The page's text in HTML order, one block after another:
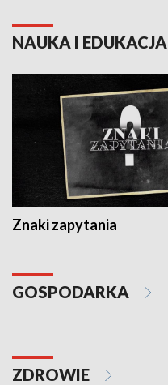
NAUKA I EDUKACJA
Znaki zapytania
GOSPODARKA
ZDROWIE